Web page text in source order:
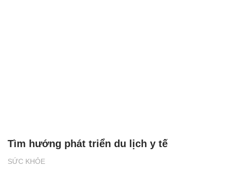
SỨC KHỎE
Tìm hướng phát triển du lịch y tế